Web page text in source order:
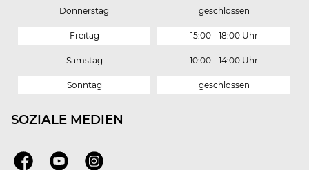
Donnerstag geschlossen
Freitag 15:00 - 18:00 Uhr
Samstag 10:00 - 14:00 Uhr
Sonntag geschlossen
SOZIALE MEDIEN
FacebookYoutubeInstagram